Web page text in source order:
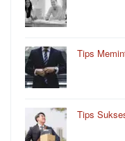
Tips
Tips